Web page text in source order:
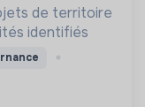
de territoire
identifiés